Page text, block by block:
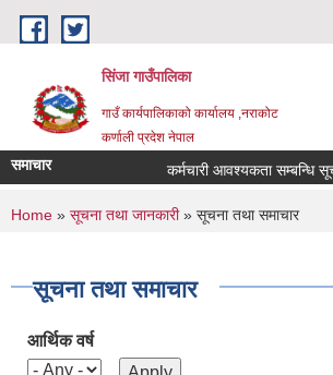
Skip to main content
सिंजा गाउँपालिका
गाउँ कार्यपालिकाको कार्यालय ,नराकोट
कर्णाली प्रदेश नेपाल
समाचार कर्मचारी आवश्यकता सम्बन्धि सूचना ।
You are here
Home » सूचना तथा जानकारी» सूचना तथा समाचार
सूचना तथा समाचार
आर्थिक वर्ष